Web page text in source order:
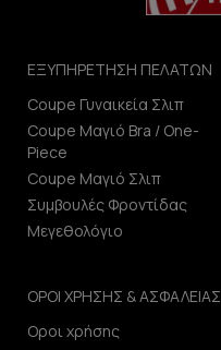
ΕΞΥΠΗΡΕΤΗΣΗ ΠΕΛΑΤΩΝ
Coupe Γυναικεία Σλιπ
Coupe Μαγιό Bra / One-
Piece
Coupe Μαγιό Σλιπ
Συμβουλές Φροντίδας
Μεγεθολόγιο
ΟΡΟΙ ΧΡΗΣΗΣ & ΑΣΦΑΛΕΙΑΣ
Οροι χρήσης